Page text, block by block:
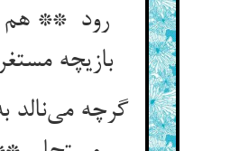
رود ** هم
بازیچه مستغرق شود
گرچه می‌نالد